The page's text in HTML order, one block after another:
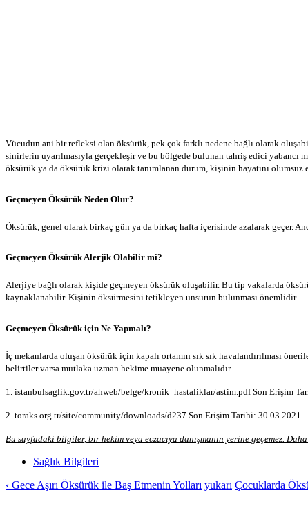
Vücudun ani bir refleksi olan öksürük, pek çok farklı nedene bağlı olarak
sinirlerin uyarılmasıyla gerçekleşir ve bu bölgede bulunan tahriş edici yabancı
öksürük ya da öksürük krizi olarak tanımlanan durum, kişinin hayatını olumsuz
Geçmeyen Öksürük Neden Olur?
Öksürük, genel olarak birkaç gün ya da birkaç hafta içerisinde azalarak geçer.
Geçmeyen Öksürük Alerjik Olabilir mi?
Alerjiye bağlı olarak kişide geçmeyen öksürük oluşabilir. Bu tip vakalarda
kaynaklanabilir. Kişinin öksürmesini tetikleyen unsurun bulunması önemlidir.
Geçmeyen Öksürük için Ne Yapmalı?
İç mekanlarda oluşan öksürük için kapalı ortamın sık sık havalandırılması
belirtiler varsa mutlaka uzman hekime muayene olunmalıdır.
1. istanbulsaglik.gov.tr/ahweb/belge/kronik_hastaliklar/astim.pdf Son Erişim
2. toraks.org.tr/site/community/downloads/d237 Son Erişim Tarihi: 30.03.2021
Bu sayfadaki bilgiler, bir hekim veya eczacıya danışmanın yerine geçemez.
Sağlık Bilgileri
‹ Gece Aşırı Öksürük ile Baş Etmenin Yolları yukarı Çocuklarda